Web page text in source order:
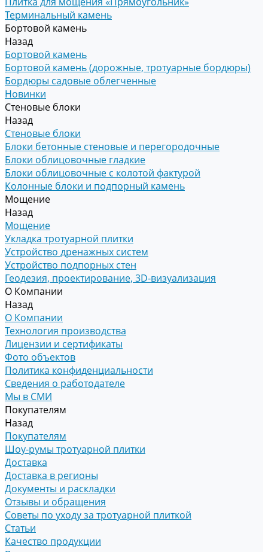
Терминальный камень
Бортовой камень
Назад
Бортовой камень
Бортовой камень (дорожные, тротуарные бордюры)
Бордюры садовые облегченные
Новинки
Стеновые блоки
Назад
Стеновые блоки
Блоки бетонные стеновые и перегородочные
Блоки облицовочные гладкие
Блоки облицовочные с колотой фактурой
Колонные блоки и подпорный камень
Мощение
Назад
Мощение
Укладка тротуарной плитки
Устройство дренажных систем
Устройство подпорных стен
Геодезия, проектирование, 3D-визуализация
О Компании
Назад
О Компании
Технология производства
Лицензии и сертификаты
Фото объектов
Политика конфиденциальности
Сведения о работодателе
Мы в СМИ
Покупателям
Назад
Покупателям
Шоу-румы тротуарной плитки
Доставка
Доставка в регионы
Документы и раскладки
Отзывы и обращения
Советы по уходу за тротуарной плиткой
Статьи
Качество продукции